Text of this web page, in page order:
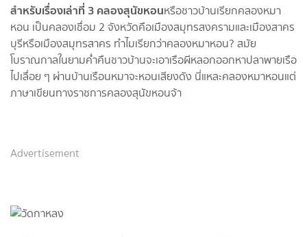
สำหรับเรื่องเล่าที่ 3 คลองสุนัขหอนหรือชาวบ้านเรียกคลองหมา
หอน เป็นคลองเชื่อม 2 จังหวัดคือเมืองสมุทรสงครามและเมืองสาคร
บุรีหรือเมืองสมุทรสาคร ทำไมเรียกว่าคลองหมาหอน? สมัย
โบราณกาลในยามค่ำคืนชาวบ้านจะเอาเรือผีหลอกออกหาปลาพายเรือ
ไปเลื่อย ๆ ผ่านบ้านเรือนหมาจะหอนเสียงดัง นี่แหละคลองหมาหอนแต่
ภาษาเขียนทางราชการคลองสุนัขหอนจ้า
Advertisement